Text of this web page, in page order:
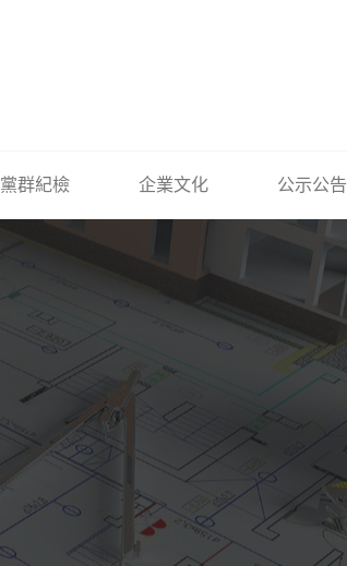
黨群紀檢 企業文化 公示公告